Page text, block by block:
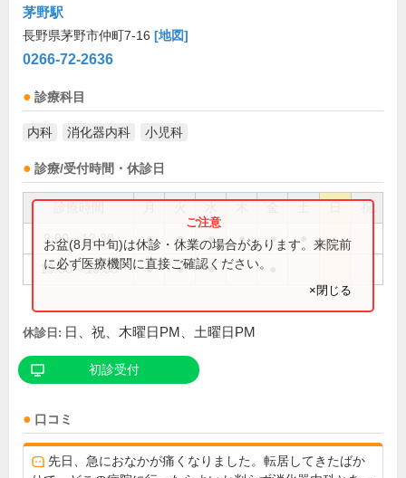
茅野駅
長野県茅野市仲町7-16 [地図]
0266-72-2636
診療科目
内科 消化器内科 小児科
診療/受付時間・休診日
祝
9:00～12:30 ● ● ● ● ●
15:00～18:00 ● ● ●
お盆(8月中旬)は休診・休業の場合があります。来院前
に必ず医療機関に直接ご確認ください。
×閉じる
休診日: 日、祝、木曜日PM、土曜日PM
初診受付
口コミ
先日、急におなかが痛くなりました。転居してきたばか